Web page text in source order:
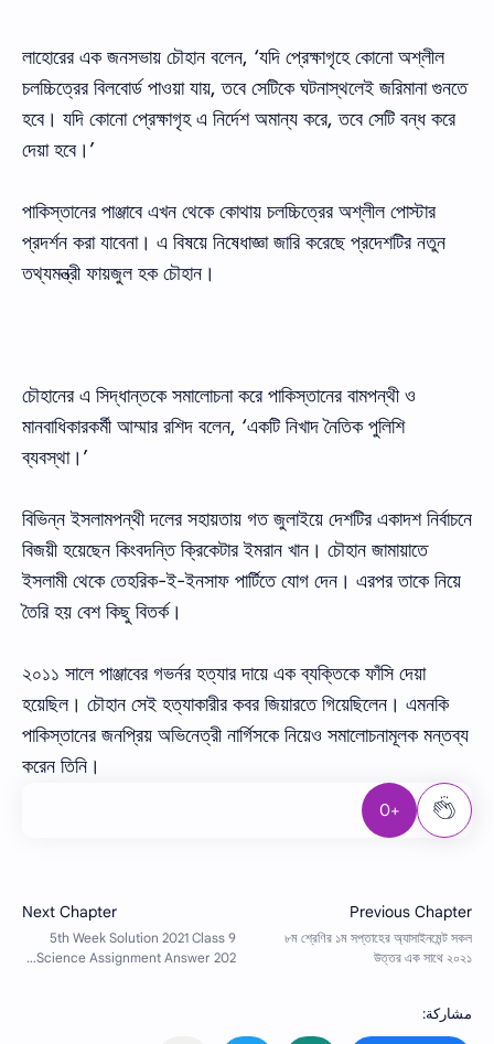
লাহোরের এক জনসভায় চৌহান বলেন, ‘যদি প্রেক্ষাগৃহে কোনো অশ্লীল
চলচ্চিত্রের বিলবোর্ড পাওয়া যায়, তবে সেটিকে ঘটনাস্থলেই জরিমানা গুনতে
হবে। যদি কোনো প্রেক্ষাগৃহ এ নির্দেশ অমান্য করে, তবে সেটি বন্ধ করে
দেয়া হবে।’
পাকিস্তানের পাঞ্জাবে এখন থেকে কোথায় চলচ্চিত্রের অশ্লীল পোস্টার
প্রদর্শন করা যাবেনা। এ বিষয়ে নিষেধাজ্ঞা জারি করেছে প্রদেশটির নতুন
তথ্যমন্ত্রী ফায়জুল হক চৌহান।
চৌহানের এ সিদ্ধান্তকে সমালোচনা করে পাকিস্তানের বামপন্থী ও
মানবাধিকারকর্মী আম্মার রশিদ বলেন, ‘একটি নিখাদ নৈতিক পুলিশি
ব্যবস্থা।’
বিভিন্ন ইসলামপন্থী দলের সহায়তায় গত জুলাইয়ে দেশটির একাদশ নির্বাচনে
বিজয়ী হয়েছেন কিংবদন্তি ক্রিকেটার ইমরান খান। চৌহান জামায়াতে
ইসলামী থেকে তেহরিক-ই-ইনসাফ পার্টিতে যোগ দেন। এরপর তাকে নিয়ে
তৈরি হয় বেশ কিছু বিতর্ক।
২০১১ সালে পাঞ্জাবের গভর্নর হত্যার দায়ে এক ব্যক্তিকে ফাঁসি দেয়া
হয়েছিল। চৌহান সেই হত্যাকারীর কবর জিয়ারতে গিয়েছিলেন। এমনকি
পাকিস্তানের জনপ্রিয় অভিনেত্রী নার্গিসকে নিয়েও সমালোচনামূলক মন্তব্য
করেন তিনি।
+0